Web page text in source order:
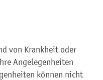
von Krankheit oder
Angelegenheiten
können nicht